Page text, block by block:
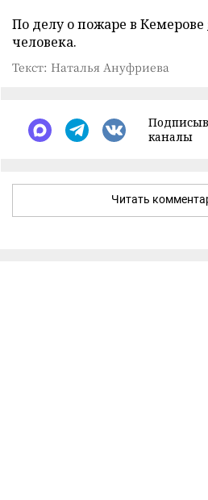
По делу о пожаре в Кемерове
человека.
Текст: Наталья Ануфриева
каналы
Читать